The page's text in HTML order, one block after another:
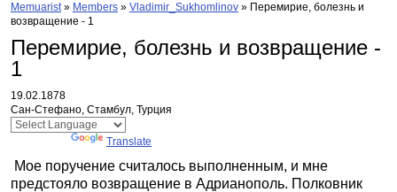
Memuarist» Members » Vladimir_Sukhomlinov » Перемирие, болезнь и
возвращение - 1
Перемирие, болезнь и возвращение -
1
19.02.1878
Сан-Стефано, Стамбул, Турция
Translate
Мое поручение считалось выполненным, и мне
предстояло возвращение в Адрианополь. Полковник